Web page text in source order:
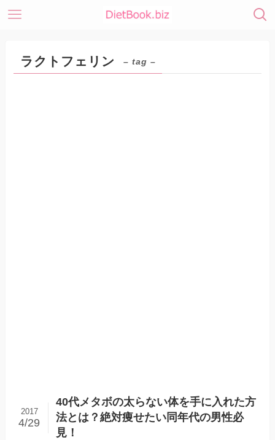
ラクトフェリン – tag –
40代メタボの太らない体を手に入れた方
法とは？絶対痩せたい同年代の男性必
見！
2017
4/29